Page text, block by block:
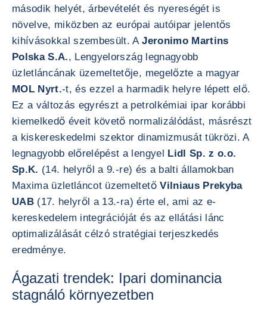
második helyét, árbevételét és nyereségét is
növelve, miközben az európai autóipar jelentős
kihívásokkal szembesült. AJeronimo Martins
Polska S.A., Lengyelország legnagyobb
üzletláncának üzemeltetője, megelőzte a magyar
MOL Nyrt.-t, és ezzel a harmadik helyre lépett elő.
Ez a változás egyrészt a petrolkémiai ipar korábbi
kiemelkedő éveit követő normalizálódást, másrészt
a kiskereskedelmi szektor dinamizmusát tükrözi. A
legnagyobb előrelépést a lengyel Lidl Sp. z o.o.
Sp.K. (14. helyről a 9.-re) és a balti államokban
Maxima üzletláncot üzemeltetőVilniaus Prekyba
UAB (17. helyről a 13.-ra) érte el, ami az e-
kereskedelem integrációját és az ellátási lánc
optimalizálását célzó stratégiai terjeszkedés
eredménye.
Ágazati trendek: Ipari dominancia
stagnáló környezetben